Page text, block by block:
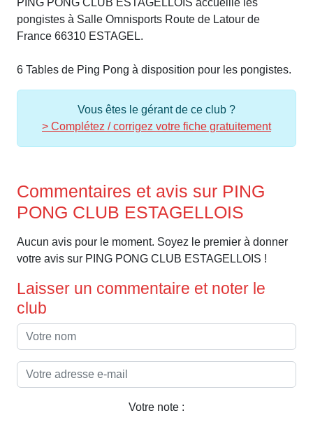
PING PONG CLUB ESTAGELLOIS accueille les
pongistes à Salle Omnisports Route de Latour de
France 66310 ESTAGEL.
6 Tables de Ping Pong à disposition pour les pongistes.
Vous êtes le gérant de ce club ?
> Complétez / corrigez votre fiche gratuitement
Commentaires et avis sur PING
PONG CLUB ESTAGELLOIS
Aucun avis pour le moment. Soyez le premier à donner
votre avis sur PING PONG CLUB ESTAGELLOIS !
Laisser un commentaire et noter le
club
Votre note :